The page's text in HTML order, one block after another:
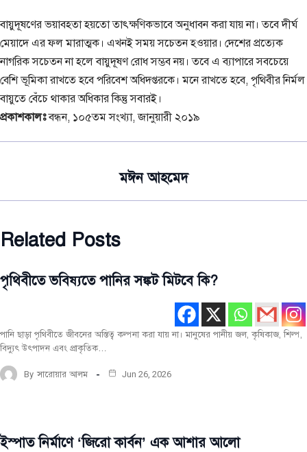
বায়ুদূষণের ভয়াবহতা হয়তো তাৎক্ষণিকভাবে অনুধাবন করা যায় না। তবে দীর্ঘ
মেয়াদে এর ফল মারাত্মক। এখনই সময় সচেতন হওয়ার। দেশের প্রত্যেক
নাগরিক সচেতন না হলে বায়ুদূষণ রোধ সম্ভব নয়। তবে এ ব্যাপারে সবচেয়ে
বেশি ভূমিকা রাখতে হবে পরিবেশ অধিদপ্তরকে। মনে রাখতে হবে, পৃথিবীর নির্মল
বায়ুতে বেঁচে থাকার অধিকার কিন্তু সবারই।
প্রকাশকালঃবন্ধন, ১০৫তম সংখ্যা, জানুয়ারী ২০১৯
মঈন আহমেদ
Related Posts
পরিবেশ
সর্বশেষ
পৃথিবীতে ভবিষ্যতে পানির সঙ্কট মিটবে কি?
পানি ছাড়া পৃথিবীতে জীবনের অস্তিত্ব কল্পনা করা যায় না। মানুষের পানীয় জল, কৃষিকাজ, শিল্প,
বিদ্যুৎ উৎপাদন এবং প্রাকৃতিক…
By সারোয়ার আলম Jun 26, 2026
পরিবেশ
ইস্পাত নির্মাণে ‘জিরো কার্বন’ এক আশার আলো